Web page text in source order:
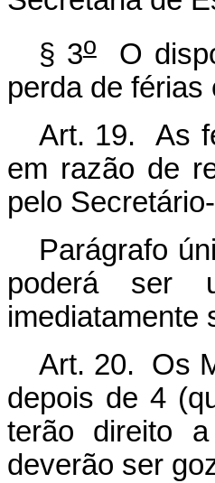
§ 3oO
perda de férias
Art. 19. As
em razão de
pelo
Parágrafo
poderá ser
imediatamente
Art. 20. Os
depois de 4
terão direito
deverão ser